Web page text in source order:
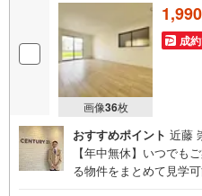
画像36枚
成
おすすめポイント 近藤
【年中無休】いつでも
る物件をまとめて見学